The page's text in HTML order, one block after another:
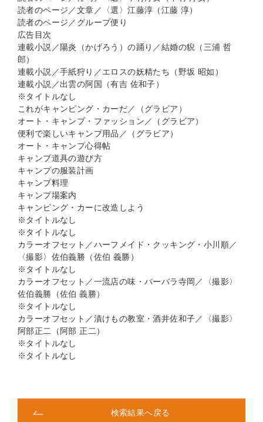
読者のページ／文章／〈選〉江藤淳（江藤 淳）
読者のページ／グループ便り
広告目次
連載小説／陽炎（かげろう）の踊り／結婚の貎（三浦 哲
郎）
連載小説／手紙狩り／エロスの妖精たち（野坂 昭如）
連載小説／出雲の阿国（有吉 佐和子）
※タイトルなし
これがキャンピング・カーだ／（グラビア）
オート・キャンプ・ファッション／（グラビア）
便利で楽しいキャンプ用品／（グラビア）
オート・キャンプ心得帖
キャンプ道具の遊び方
キャンプの服装計画
キャンプ料理
キャンプ場案内
キャンピング・カーに改造しよう
※タイトルなし
※タイトルなし
カラーオフセット／ハーフメイド・クッキング・小川順／
〈撮影〉佐伯義勝（佐伯 義勝）
※タイトルなし
カラーオフセット／一流店の味・バーバラ寺岡／〈撮影〉
佐伯義勝（佐伯 義勝）
※タイトルなし
カラーオフセット／漬けもの教室・酒井佐和子／〈撮影〉
阿部正二（阿部 正二）
※タイトルなし
※タイトルなし
検索結果へ戻る